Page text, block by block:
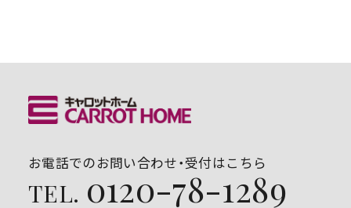
お電話でのお問い合わせ・受付はこちら
TEL. 0120-78-1289